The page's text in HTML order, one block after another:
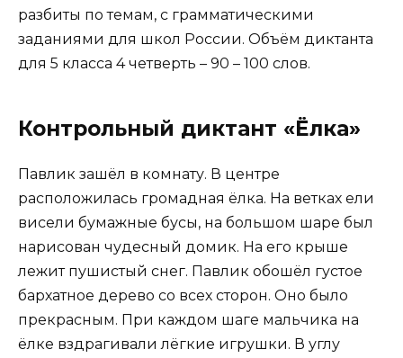
разбиты по темам, с грамматическими
заданиями для школ России. Объём диктанта
для 5 класса 4 четверть – 90 – 100 слов.
Контрольный диктант «Ёлка»
Павлик зашёл в комнату. В центре
расположилась громадная ёлка. На ветках ели
висели бумажные бусы, на большом шаре был
нарисован чудесный домик. На его крыше
лежит пушистый снег. Павлик обошёл густое
бархатное дерево со всех сторон. Оно было
прекрасным. При каждом шаге мальчика на
ёлке вздрагивали лёгкие игрушки. В углу